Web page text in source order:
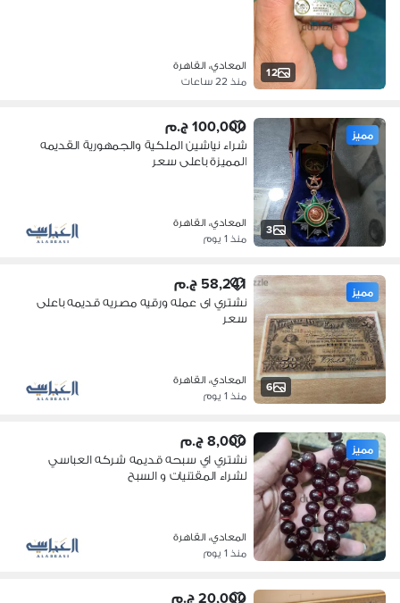
12
المعادي، القاهرة
منذ 22 ساعات
3
مميز 100,000 ج.م
شراء نياشين الملكية والجمهورية القديمه
المميزة باعلى سعر
المعادي، القاهرة
منذ 1 يوم
6
مميز 58,241 ج.م
نشتري اى عمله ورقيه مصريه قديمه باعلى
سعر
المعادي، القاهرة
منذ 1 يوم
مميز 8,000 ج.م
نشتري اي سبحه قديمه شركه العباسي
لشراء المقتنيات و السبح
المعادي، القاهرة
منذ 1 يوم
20,000 ج.م